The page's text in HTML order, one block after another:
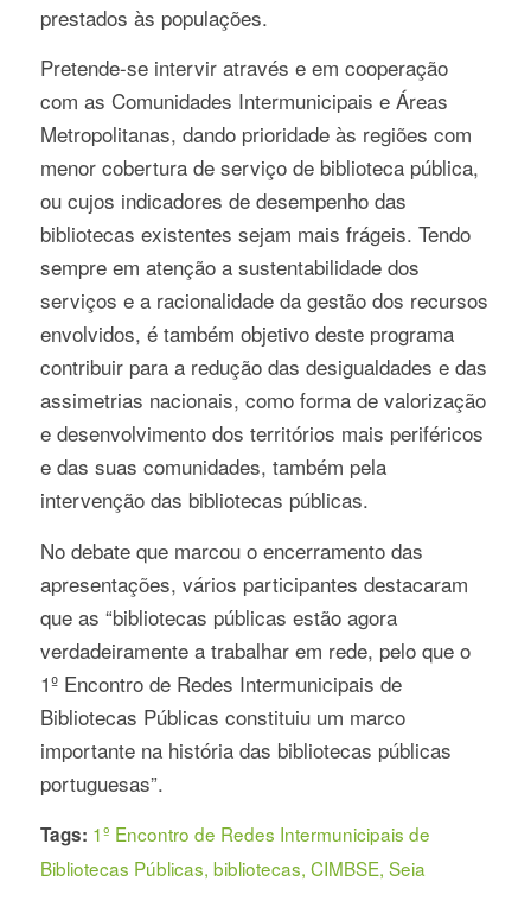
prestados às populações.
Pretende-se intervir através e em cooperação
com as Comunidades Intermunicipais e Áreas
Metropolitanas, dando prioridade às regiões com
menor cobertura de serviço de biblioteca pública,
ou cujos indicadores de desempenho das
bibliotecas existentes sejam mais frágeis. Tendo
sempre em atenção a sustentabilidade dos
serviços e a racionalidade da gestão dos recursos
envolvidos, é também objetivo deste programa
contribuir para a redução das desigualdades e das
assimetrias nacionais, como forma de valorização
e desenvolvimento dos territórios mais periféricos
e das suas comunidades, também pela
intervenção das bibliotecas públicas.
No debate que marcou o encerramento das
apresentações, vários participantes destacaram
que as “bibliotecas públicas estão agora
verdadeiramente a trabalhar em rede, pelo que o
1º Encontro de Redes Intermunicipais de
Bibliotecas Públicas constituiu um marco
importante na história das bibliotecas públicas
portuguesas”.
Tags: 1º Encontro de Redes Intermunicipais de
Bibliotecas Públicas, bibliotecas, CIMBSE, Seia